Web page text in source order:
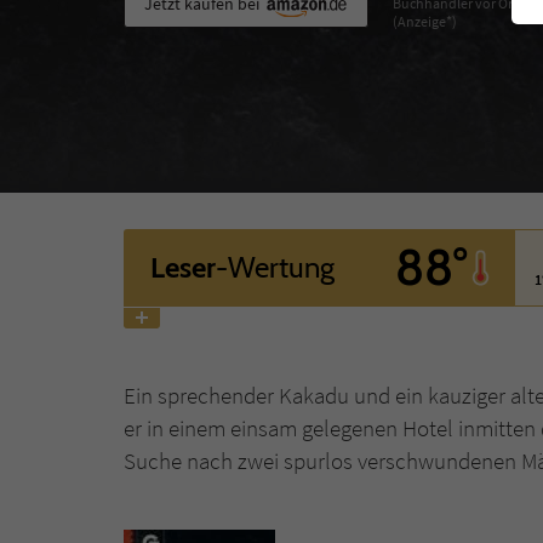
(Anzeige*)
Leser-Wertung 88°
Ein sprechender Kakadu und ein kauziger
er in einem einsam gelegenen Hotel
Suche nach zwei spurlos verschwundenen